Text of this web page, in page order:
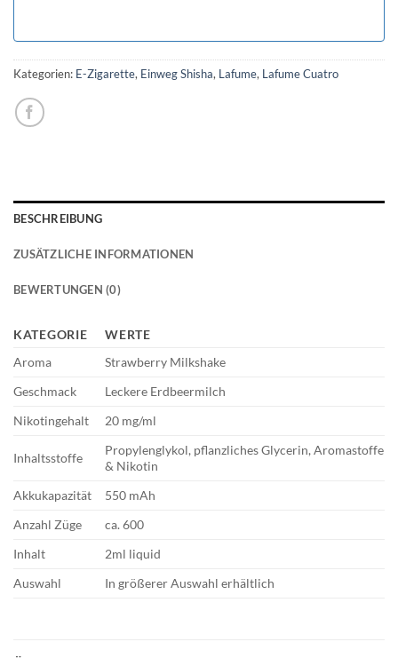
Kategorien: E-Zigarette, Einweg Shisha, Lafume, Lafume Cuatro
BESCHREIBUNG
ZUSÄTZLICHE INFORMATIONEN
BEWERTUNGEN (0)
KATEGORIE
WERTE
Aroma
Strawberry Milkshake
Geschmack
Leckere Erdbeermilch
Nikotingehalt
20 mg/ml
Inhaltsstoffe
Propylenglykol, pflanzliches Glycerin, Aromastoffe
& Nikotin
Akkukapazität
550 mAh
Anzahl Züge
ca. 600
Inhalt
2ml liquid
Auswahl
In größerer Auswahl erhältlich